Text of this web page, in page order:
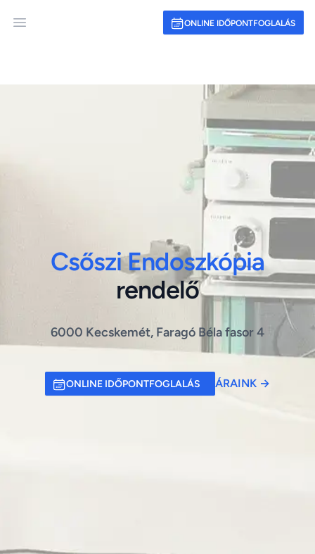
Open main menu ONLINE IDŐPONTFOGLALÁS
Csőszi Endoszkópia
rendelő
6000 Kecskemét, Faragó Béla fasor 4
ONLINE IDŐPONTFOGLALÁS ÁRAINK →